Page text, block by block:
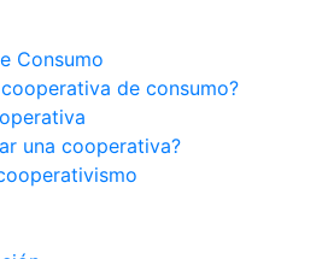
Consumo
cooperativa de consumo?
una cooperativa?